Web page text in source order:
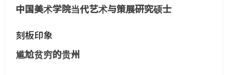
中国美术学院当代艺术与策展研究硕士
刻板印象
尴尬贫穷的贵州